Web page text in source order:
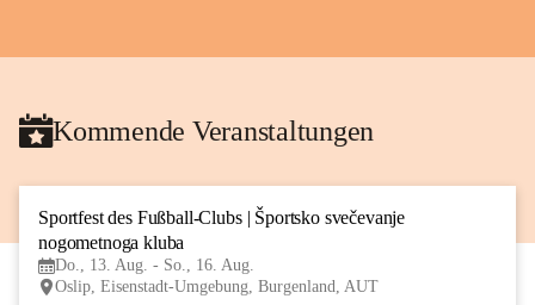
Kommende Veranstaltungen
Sportfest des Fußball-Clubs | Športsko svečevanje
nogometnoga kluba
Do., 13. Aug. - So., 16. Aug.
Oslip, Eisenstadt-Umgebung, Burgenland, AUT